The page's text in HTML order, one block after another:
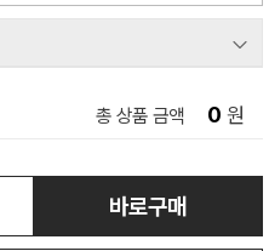
총 상품 금액 0 원
바로구매